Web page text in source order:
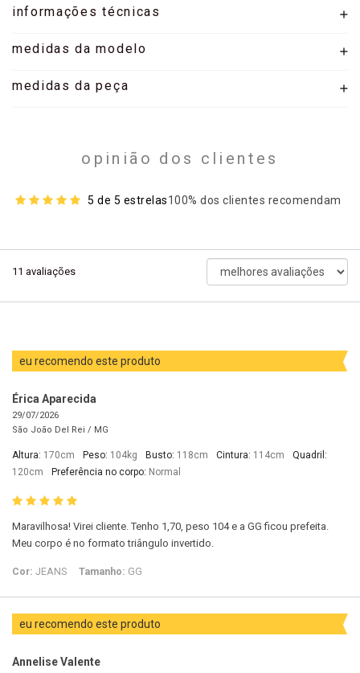
informações técnicas
medidas da modelo
medidas da peça
opinião dos clientes
5 de 5 estrelas100% dos clientes recomendam
11 avaliações
ordenar
avaliações
eu recomendo este produto
Érica Aparecida
29/07/2026
São João Del Rei / MG
Altura: 170cm Peso: 104kg Busto: 118cm Cintura: 114cm
Quadril:
120cm
Preferência no corpo: Normal
Maravilhosa! Virei cliente. Tenho 1,70, peso 104 e a GG ficou prefeita.
Meu corpo é no formato triângulo invertido.
Cor: JEANS Tamanho: GG
eu recomendo este produto
Annelise Valente